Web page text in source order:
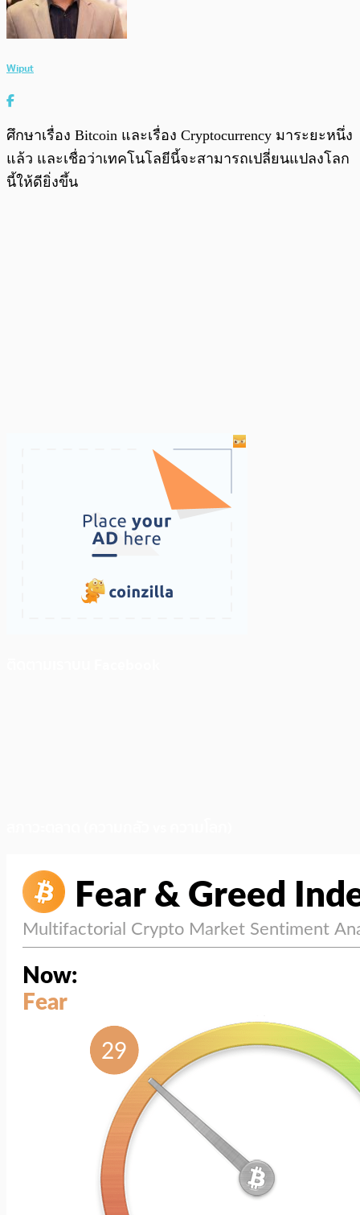
Wiput
ศึกษาเรื่อง Bitcoin และเรื่อง Cryptocurrency มาระยะหนึ่ง
แล้ว และเชื่อว่าเทคโนโลยีนี้จะสามารถเปลี่ยนแปลงโลก
นี้ให้ดียิ่งขึ้น